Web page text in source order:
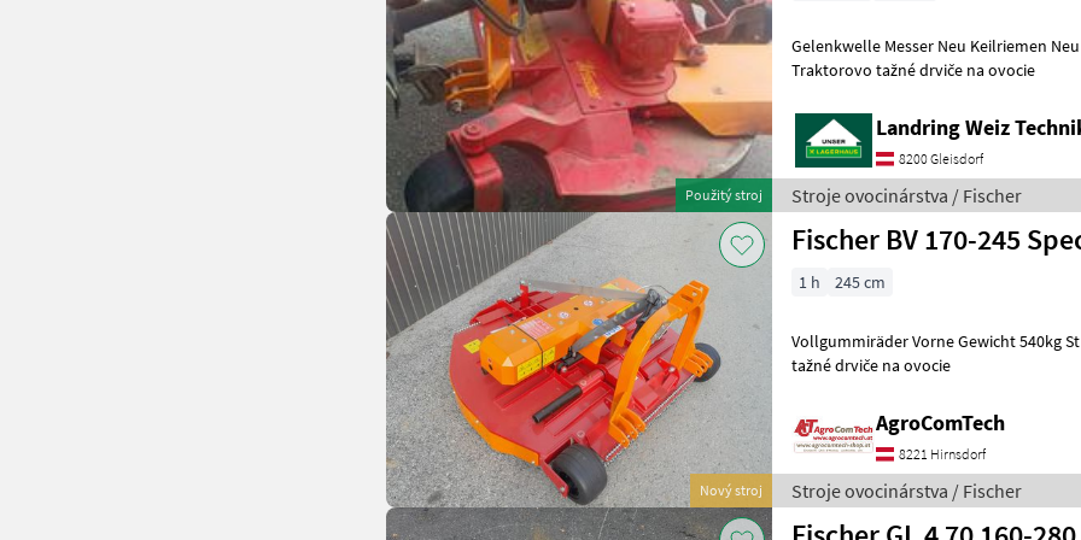
Použitý stroj
Gelenkwelle Messer Neu Keilriemen Neu Stroje
Traktorovo tažné drviče na ovocie
Landring Weiz
8200 Gleisdorf
Stroje ovocinárstva / Fischer
Nový stroj
Fischer BV 170-245
1 h 245 cm
Vollgummiräder Vorne Gewicht 540kg Stroje ovocinárstva Traktorovo
tažné drviče na ovocie
AgroComTech
8221 Hirnsdorf
Stroje ovocinárstva / Fischer